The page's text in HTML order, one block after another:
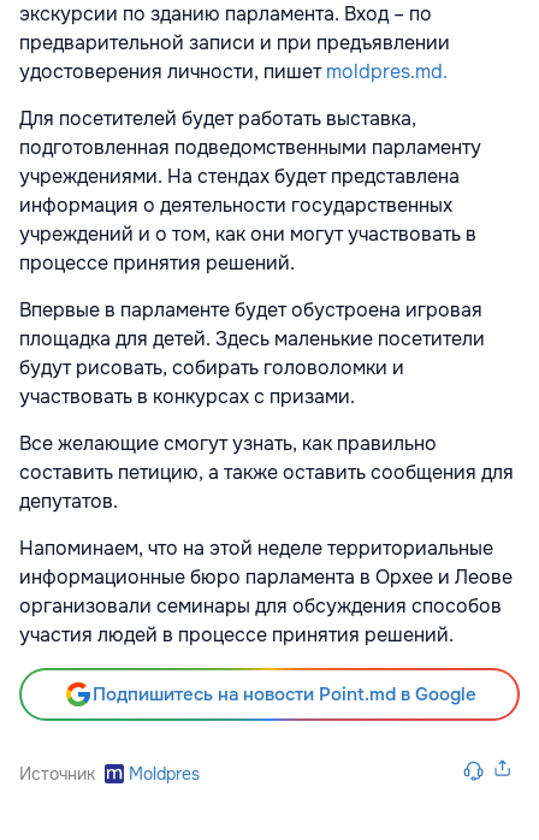
экскурсии по зданию парламента. Вход – по
предварительной записи и при предъявлении
удостоверения личности, пишетmoldpres.md.
Для посетителей будет работать выставка,
подготовленная подведомственными парламенту
учреждениями. На стендах будет представлена
информация о деятельности государственных
учреждений и о том, как они могут участвовать в
процессе принятия решений.
Впервые в парламенте будет обустроена игровая
площадка для детей. Здесь маленькие посетители
будут рисовать, собирать головоломки и
участвовать в конкурсах с призами.
Все желающие смогут узнать, как правильно
составить петицию, а также оставить сообщения для
депутатов.
Напоминаем, что на этой неделе территориальные
информационные бюро парламента в Орхее и Леове
организовали семинары для обсуждения способов
участия людей в процессе принятия решений.
Подпишитесь на новости Point.md в Google
Источник Moldpres